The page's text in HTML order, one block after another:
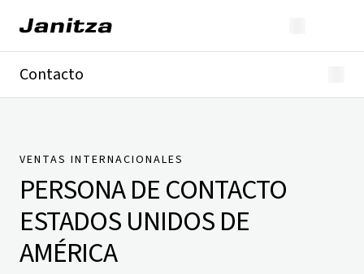
Contacto
Presse
VENTAS INTERNACIONALES
PERSONA DE CONTACTO
ESTADOS UNIDOS DE
AMÉRICA